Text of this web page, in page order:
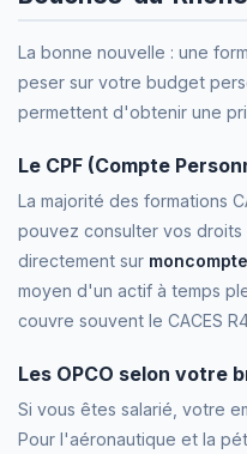
La bonne nouvelle : une
peser sur votre budget
permettent d'obtenir une
Le CPF (Compte
La majorité des formations
pouvez consulter vos
directement sur
moyen d'un actif à temps
couvre souvent le CACES
Les OPCO selon votre
Si vous êtes salarié, votre
Pour l'aéronautique et la